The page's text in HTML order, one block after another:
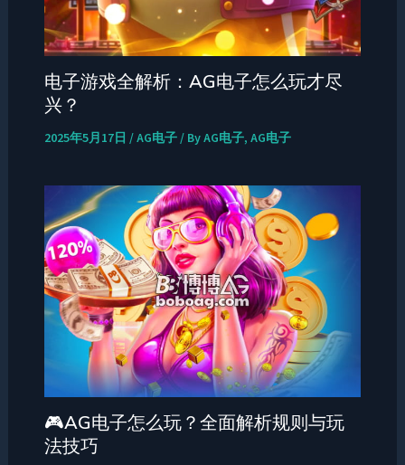
电子游戏全解析：AG电子怎么玩才尽
兴？
2025年5月17日 /AG电子/ ByAG电子, AG电子
🎮AG电子怎么玩？全面解析规则与玩
法技巧